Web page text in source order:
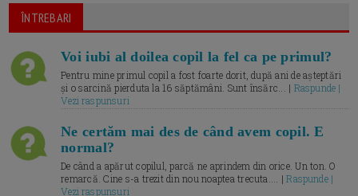
ÎNTREBARI
Voi iubi al doilea copil la fel ca pe primul?
Pentru mine primul copil a fost foarte dorit, după ani de așteptări
și o sarcină pierduta la 16 săptămâni. Sunt însărc... | Raspunde |
Vezi raspunsuri
Ne certăm mai des de când avem copil. E
normal?
De când a apărut copilul, parcă ne aprindem din orice. Un ton. O
remarcă. Cine s-a trezit din nou noaptea trecuta.... |Raspunde |
Vezi raspunsuri